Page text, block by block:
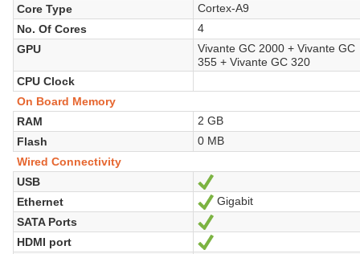
Core Type
Cortex-A9
No. Of Cores
4
GPU
Vivante GC 2000 + Vivante GC
355 + Vivante GC 320
CPU Clock
On Board Memory
RAM
2 GB
Flash
0 MB
Wired Connectivity
USB
Ethernet
Sí
Gigabit
SATA Ports
HDMI port
Sí